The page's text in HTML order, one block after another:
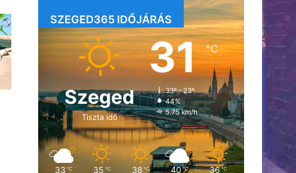
SZEGED365 IDŐJÁRÁS
Szeged
Tiszta idő
31℃
33º - 23º
44%
5.75 km/h
33 ℃ 35 ℃ 38 ℃ 40 ℃ 36 ℃